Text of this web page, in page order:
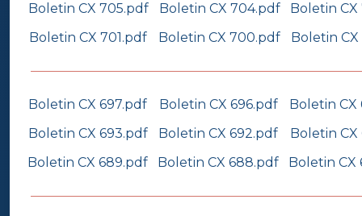
Boletin CX 705.pdf
Boletin CX 704.pdf
Boletin
Boletin CX 701.pdf
Boletin CX 700.pdf Boletin
Boletin CX 697.pdf Boletin CX 696.pdf
Boletin CX
Boletin CX 693.pdf
Boletin CX 692.pdf
Boletin CX
Boletin CX 689.pdf
Boletin CX 688.pdf Boletin CX